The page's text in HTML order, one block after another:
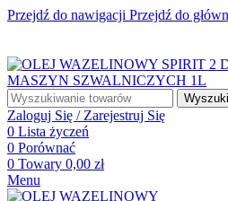
Przejdź do nawigacji Przejdź do
Zaloguj Się / Zarejestruj Się
0 Lista życzeń
0 Porównać
0 Towary 0,00 zł
Menu